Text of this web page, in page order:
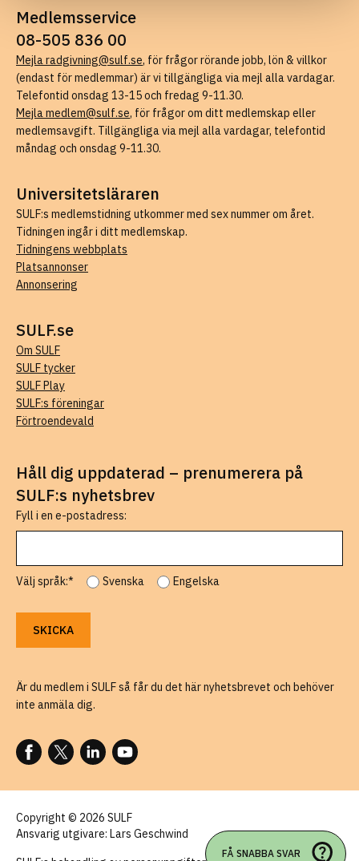
Medlemsservice
08-505 836 00
Mejla radgivning@sulf.se, för frågor rörande jobb, lön & villkor
(endast för medlemmar) är vi tillgängliga via mejl alla vardagar.
Telefontid onsdag 13-15 och fredag 9-11.30.
Mejla medlem@sulf.se, för frågor om ditt medlemskap eller
medlemsavgift. Tillgängliga via mejl alla vardagar, telefontid
måndag och onsdag 9-11.30.
Universitetsläraren
SULF:s medlemstidning utkommer med sex nummer om året.
Tidningen ingår i ditt medlemskap.
Tidningens webbplats
Platsannonser
Annonsering
SULF.se
Om SULF
SULF tycker
SULF Play
SULF:s föreningar
Förtroendevald
Håll dig uppdaterad – prenumerera på
SULF:s nyhetsbrev
Fyll i en e-postadress:
Välj språk:* Svenska Engelska
Är du medlem i SULF så får du det här nyhetsbrevet och behöver
inte anmäla dig.
FÖLJ OSS PÅ FACEBOOK
FÖLJ OSS PÅ X
FÖLJ OSS PÅ LINKEDIN
FÖLJ OSS PÅ YOUTUBE
Copyright © 2026 SULF
Ansvarig utgivare: Lars Geschwind
FÅ SNABBA SVAR